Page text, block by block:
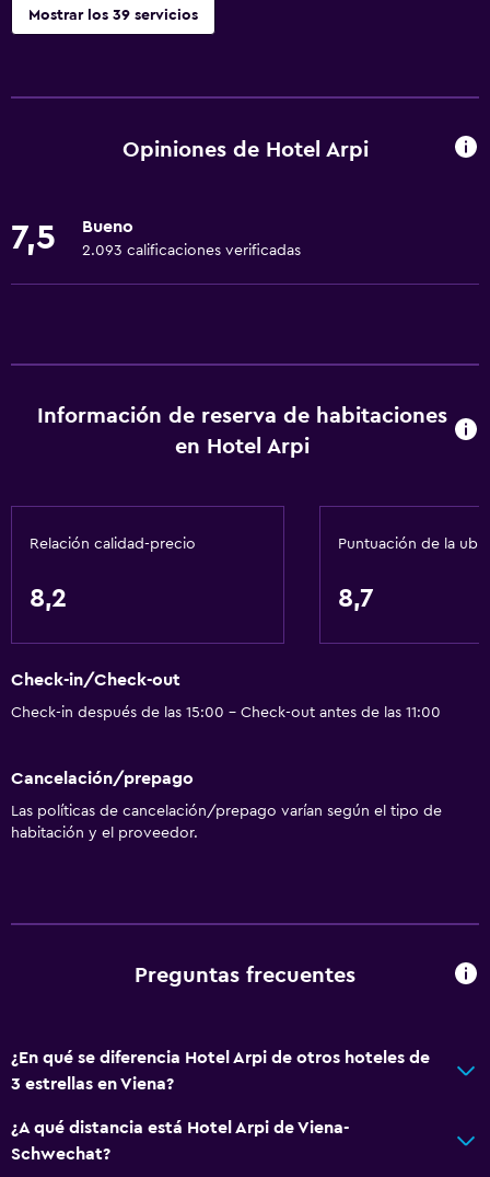
Mostrar los 39 servicios
Wifi gratis
Ropa de cama
Champú
Servicio de habitaciones
Mostrador de información turística
Recepción 24 horas
Acceso con llave
Secador de pelo
Baño privado
Sistema de entretenimiento
TV por cable o vía satélite
Opiniones de Hotel Arpi
7,5 Bueno
2.093 calificaciones verificadas
Información de reserva de habitaciones
en Hotel Arpi
Relación calidad-precio
8,2
Puntuación de la
8,7
Check-in/Check-out
Check-in después de las 15:00 - Check-out antes de las 11:00
Cancelación/prepago
Las políticas de cancelación/prepago varían según el tipo de
habitación y el proveedor.
Preguntas frecuentes
¿En qué se diferencia Hotel Arpi de otros hoteles de
3 estrellas en Viena?
¿A qué distancia está Hotel Arpi de Viena-
Schwechat?